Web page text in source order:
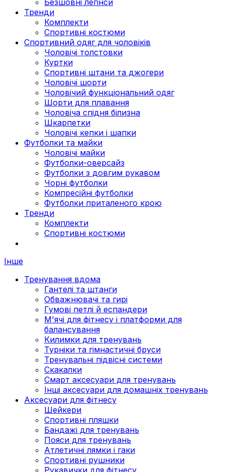
Тренди
Комплекти
Спортивні костюми
Спортивний одяг для чоловіків
Чоловічі толстовки
Куртки
Спортивні штани та джогери
Чоловічі шорти
Чоловічий функціональний одяг
Шорти для плавання
Чоловіча спідня білизна
Шкарпетки
Чоловічі кепки і шапки
Футболки та майки
Чоловічі майки
Футболки-оверсайз
Футболки з довгим рукавом
Чорні футболки
Компресійні футболки
Футболки приталеного крою
Тренди
Комплекти
Спортивні костюми
Інше
Тренування вдома
Гантелі та штанги
Обважнювачі та гирі
Гумові петлі й еспандери
М'ячі для фітнесу і платформи для
балансування
Килимки для тренувань
Турніки та гімнастичні бруси
Тренувальні підвісні системи
Скакалки
Смарт аксесуари для тренувань
Інші аксесуари для домашніх тренувань
Аксесуари для фітнесу
Шейкери
Спортивні пляшки
Бандажі для тренувань
Пояси для тренувань
Атлетичні лямки і гаки
Спортивні рушники
Рукавички для фітнесу